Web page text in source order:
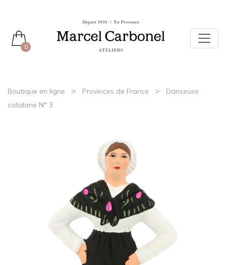
0
Boutique en ligne > Provinces de France >
Danseuse
catalane N° 3